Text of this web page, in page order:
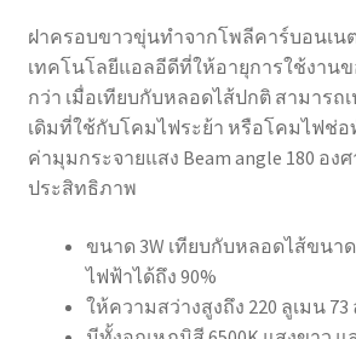
ฝาครอบขาวขุ่นทำจากโพลีคาร์บอนเน
เทคโนโลยีแอลอีดีที่ให้อายุการใช้งาน
กว่า เมื่อเทียบกับหลอดไส้ปกติ สามาร
เดิมที่ใช้กับโคมไฟระย้า หรือโคมไฟช่อ
ค่ามุมกระจายแสง Beam angle 180 อง
ประสิทธิภาพ
ขนาด 3W เทียบกับหลอดไส้ขนา
ไฟฟ้าได้ถึง 90%
ให้ความสว่างสูงถึง 220 ลูเมน